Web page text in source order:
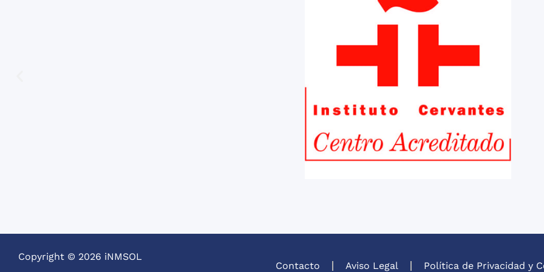
Monday through Friday
included in the price. The after class
activities were very good/
I would recommend this
Copyright © 2026 iNMSOL
Contacto Aviso Legal Política de Privacidad y